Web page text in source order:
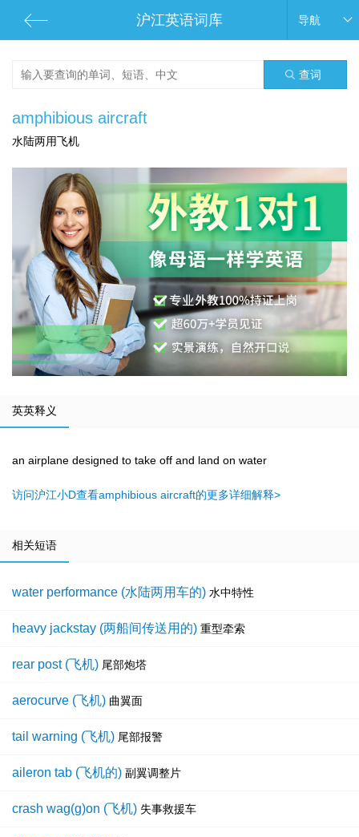
沪江英语词库 导航
查词
amphibious aircraft
水陆两用飞机
英英释义
an airplane designed to take off and land on water
访问沪江小D查看amphibious aircraft的更多详细解释>
相关短语
water performance (水陆两用车的) 水中特性
heavy jackstay (两船间传送用的) 重型牵索
rear post (飞机) 尾部炮塔
aerocurve (飞机) 曲翼面
tail warning (飞机) 尾部报警
aileron tab (飞机的) 副翼调整片
crash wag(g)on (飞机) 失事救援车